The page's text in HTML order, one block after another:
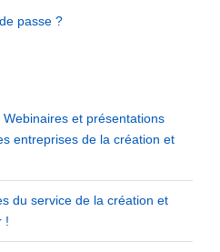
passe ?
Webinaires et présentations
entreprises de la création et
du service de la création et
!